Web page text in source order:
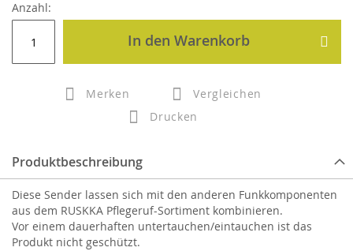
Anzahl:
In den Warenkorb
Merken
Vergleichen
Drucken
Produktbeschreibung
Diese Sender lassen sich mit den anderen Funkkomponenten
aus dem RUSKKA Pflegeruf-Sortiment kombinieren.
Vor einem dauerhaften untertauchen/eintauchen ist das
Produkt nicht geschützt.